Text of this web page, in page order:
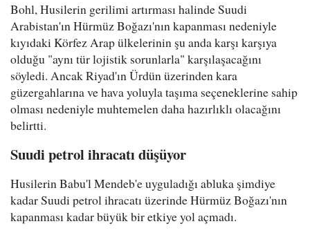
Bohl, Husilerin gerilimi artırması halinde Suudi
Arabistan'ın Hürmüz Boğazı'nın kapanması nedeniyle
kıyıdaki Körfez Arap ülkelerinin şu anda karşı karşıya
olduğu "aynı tür lojistik sorunlarla" karşılaşacağını
söyledi. Ancak Riyad'ın Ürdün üzerinden kara
güzergahlarına ve hava yoluyla taşıma seçeneklerine sahip
olması nedeniyle muhtemelen daha hazırlıklı olacağını
belirtti.
Suudi petrol ihracatı düşüyor
Husilerin Babu'l Mendeb'e uyguladığı abluka şimdiye
kadar Suudi petrol ihracatı üzerinde Hürmüz Boğazı'nın
kapanması kadar büyük bir etkiye yol açmadı.